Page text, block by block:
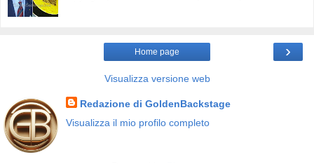
›
Home page
Visualizza versione web
Redazione di GoldenBackstage
Visualizza il mio profilo completo